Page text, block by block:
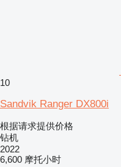
10
Sandvik Ranger DX800i
根据请求提供价格
钻机
2022
6,600 摩托小时